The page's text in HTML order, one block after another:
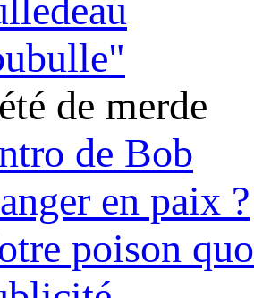
de merde
de Bob
en paix ?
poison